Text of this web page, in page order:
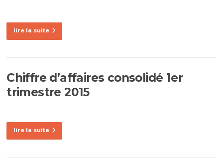
lire la suite
Chiffre d’affaires consolidé 1er
trimestre 2015
lire la suite